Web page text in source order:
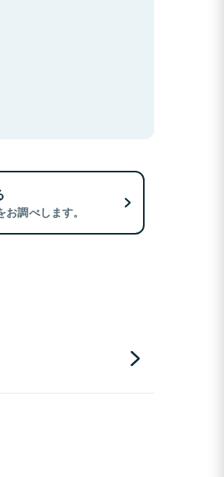
調べします。